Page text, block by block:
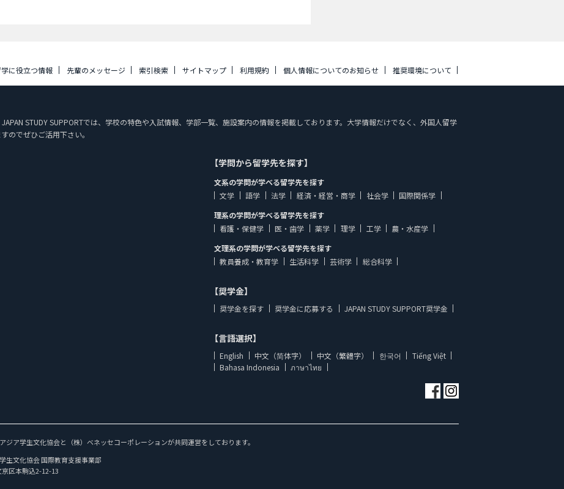
に役立つ情報 先輩のメッセージ 索引検索 サイトマップ 利用規約 個人情報についてのお知らせ 推奨環境について
STUDY SUPPORTでは、学校の特色や入試情報、学部一覧、施設案内の情報を掲載しております。大学情報だけでなく、外国人留学
のでぜひご活用下さい。
【学問から留学先を探す】
文系の学問が学べる留学先を探す
文学
語学 法学 経済・経営・商学 社会学
国際関係学
理系の学問が学べる留学先を探す
看護・保健学
医・歯学 薬学 理学 工学
農・水産学
文理系の学問が学べる留学先を探す
教員養成・教育学
生活科学 芸術学 総合科学
【奨学金】
奨学金を探す 奨学金に応募する JAPAN STUDY SUPPORT奨学金
【言語選択】
English 中文（简体字） 中文（繁體字） 한국어
Tiếng Việt
Bahasa Indonesia
ภาษาไทย
ジア学生文化協会と（株）ベネッセコーポレーションが共同運営をしております。
生文化協会 国際教育支援事業部
区本駒込2-12-13